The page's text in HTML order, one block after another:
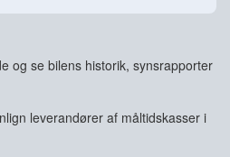
og se bilens historik, synsrapporter
leverandører af måltidskasser i